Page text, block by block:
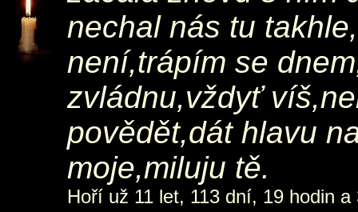
nechal nás tu
není,trápím se
zvládnu,vždyť
povědět,dát hlavu
moje,miluju tě.
Hoří už 11 let, 113 dní, 19 hodin a